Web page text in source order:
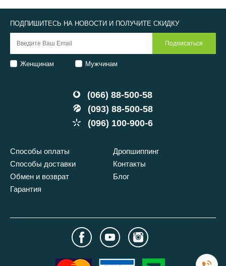
(066) 88-500-58
(093) 88-500-58
(096) 100-900-6
Способы оплаты
Способы доставки
Обмен и возврат
Гарантия
Дропшиппинг
Контакты
Блог
ПОДПИШИТЕСЬ НА НОВОСТИ И ПОЛУЧИТЕ СКИДКУ
Женщинам Мужчинам